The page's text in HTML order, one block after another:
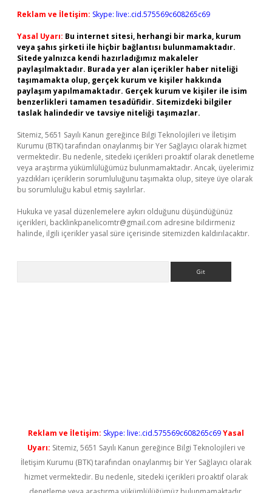
Reklam ve İletişim: Skype: live:.cid.575569c608265c69
Yasal Uyarı: Bu internet sitesi, herhangi bir marka, kurum
veya şahıs şirketi ile hiçbir bağlantısı bulunmamaktadır.
Sitede yalnızca kendi hazırladığımız makaleler
paylaşılmaktadır. Burada yer alan içerikler haber niteliği
taşımamakta olup, gerçek kurum ve kişiler hakkında
paylaşım yapılmamaktadır. Gerçek kurum ve kişiler ile isim
benzerlikleri tamamen tesadüfidir. Sitemizdeki bilgiler
taslak halindedir ve tavsiye niteliği taşımazlar.
Sitemiz, 5651 Sayılı Kanun gereğince Bilgi Teknolojileri ve İletişim
Kurumu (BTK) tarafından onaylanmış bir Yer Sağlayıcı olarak hizmet
vermektedir. Bu nedenle, sitedeki içerikleri proaktif olarak denetleme
veya araştırma yükümlülüğümüz bulunmamaktadır. Ancak, üyelerimiz
yazdıkları içeriklerin sorumluluğunu taşımakta olup, siteye üye olarak
bu sorumluluğu kabul etmiş sayılırlar.
Hukuka ve yasal düzenlemelere aykırı olduğunu düşündüğünüz
içerikleri, backlinkpanelicomtr@gmail.com adresine bildirmeniz
halinde, ilgili içerikler yasal süre içerisinde sitemizden kaldırılacaktır.
Reklam ve İletişim: Skype: live:.cid.575569c608265c69Yasal
Uyarı: Sitemiz, 5651 Sayılı Kanun gereğince Bilgi Teknolojileri ve
İletişim Kurumu (BTK) tarafından onaylanmış bir Yer Sağlayıcı olarak
hizmet vermektedir. Bu nedenle, sitedeki içerikleri proaktif olarak